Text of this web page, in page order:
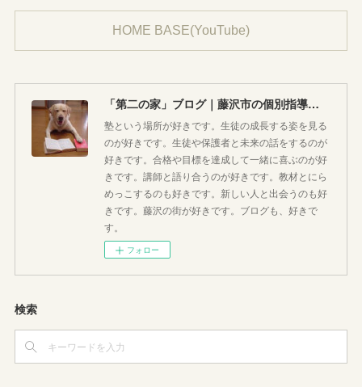
HOME BASE(YouTube)
「第二の家」ブログ｜藤沢市の個別指導塾のお話
塾という場所が好きです。生徒の成長する姿を見る
のが好きです。生徒や保護者と未来の話をするのが
好きです。合格や目標を達成して一緒に喜ぶのが好
きです。講師と語り合うのが好きです。教材とにら
めっこするのも好きです。新しい人と出会うのも好
きです。藤沢の街が好きです。ブログも、好きで
す。
フォロー
検索